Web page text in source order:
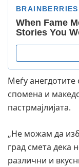
Меѓу анегдотите
спомена и
пастрмајлијата.
„Не можам да
град смета дека
различни и